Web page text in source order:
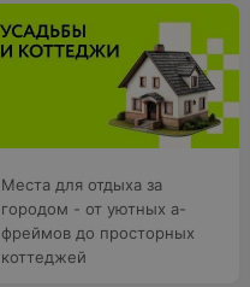
Места для отдыха за
городом - от уютных а-
фреймов до просторных
коттеджей